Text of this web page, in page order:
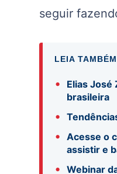
seguir
LEIA
•
Elias José
brasileira
•
•
Acesse o
assistir e
• Webinar